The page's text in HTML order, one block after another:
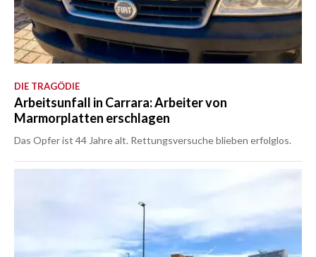
DIE TRAGÖDIE
Arbeitsunfall in Carrara: Arbeiter von
Marmorplatten erschlagen
Das Opfer ist 44 Jahre alt. Rettungsversuche blieben erfolglos.